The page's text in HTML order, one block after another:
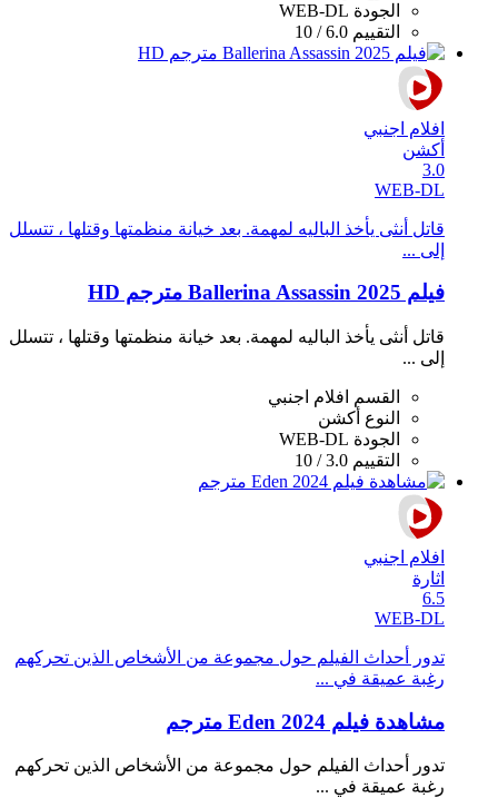
الجودة WEB-DL
التقييم 6.0 / 10
افلام اجنبي
أكشن
3.0
WEB-DL
قاتل أنثى يأخذ الباليه لمهمة. بعد خيانة منظمتها وقتلها ، تتسلل
إلى ...
فيلم Ballerina Assassin 2025 مترجم HD
قاتل أنثى يأخذ الباليه لمهمة. بعد خيانة منظمتها وقتلها ، تتسلل
إلى ...
القسم
افلام اجنبي
النوع أكشن
الجودة WEB-DL
التقييم 3.0 / 10
افلام اجنبي
اثارة
6.5
WEB-DL
تدور أحداث الفيلم حول مجموعة من الأشخاص الذين تحركهم
رغبة عميقة في ...
مشاهدة فيلم Eden 2024 مترجم
تدور أحداث الفيلم حول مجموعة من الأشخاص الذين تحركهم
رغبة عميقة في ...